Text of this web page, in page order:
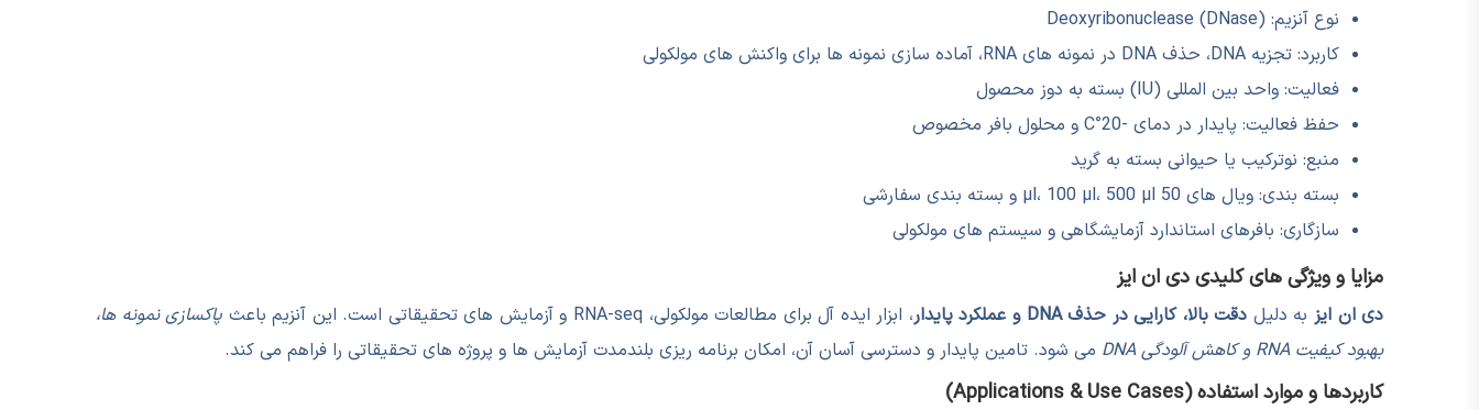
نوع آنزیم: Deoxyribonuclease (DNase)
کاربرد: تجزیه DNA، حذف DNA در نمونه های RNA، آماده سازی نمونه ها برای واکنش های مولکولی
فعالیت: واحد بین المللی (IU) بسته به دوز محصول
حفظ فعالیت: پایدار در دمای -20°C و محلول بافر مخصوص
منبع: نوترکیب یا حیوانی بسته به گرید
بسته بندی: ویال های 50 µl، 100 µl، 500 µl و بسته بندی سفارشی
سازگاری: بافرهای استاندارد آزمایشگاهی و سیستم های مولکولی
مزایا و ویژگی های کلیدی دی ان ایز
دی ان ایز به دلیل دقت بالا، کارایی در حذف DNA و عملکرد پایدار ، ابزار ایده آل برای مطالعات مولکولی، RNA-seq و آزمایش های تحقیقاتی است. این آنزیم باعث
پاکسازی نمونه ها،
بهبود کیفیت RNA و کاهش آلودگی DNA
می شود. تامین پایدار و دسترسی آسان آن، امکان برنامه ریزی بلندمدت آزمایش ها و پروژه های تحقیقاتی را فراهم می کند.
کاربردها و موارد استفاده (Applications & Use Cases)